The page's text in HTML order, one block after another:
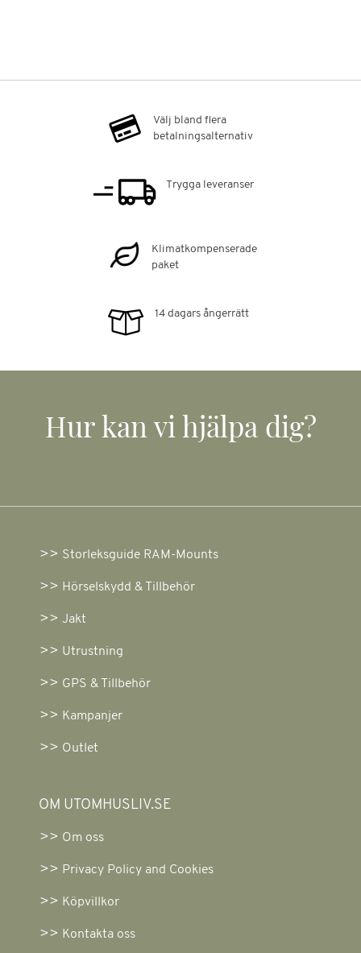
Välj bland flera
betalningsalternativ
Trygga leveranser
Klimatkompenserade
paket
14 dagars ångerrätt
Hur kan vi hjälpa dig?
Storleksguide RAM-Mounts
Hörselskydd & Tillbehör
Jakt
Utrustning
GPS & Tillbehör
Kampanjer
Outlet
OM UTOMHUSLIV.SE
Om oss
Privacy Policy and Cookies
Köpvillkor
Kontakta oss